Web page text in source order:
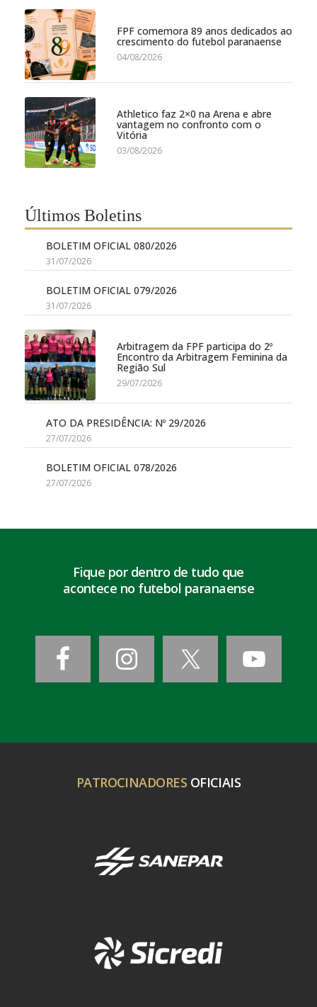
FPF comemora 89 anos dedicados ao
crescimento do futebol paranaense
04/08/2026
Athletico faz 2×0 na Arena e abre
vantagem no confronto com o
Vitória
03/08/2026
Últimos Boletins
BOLETIM OFICIAL 080/2026
31/07/2026
BOLETIM OFICIAL 079/2026
31/07/2026
Arbitragem da FPF participa do 2º
Encontro da Arbitragem Feminina da
Região Sul
29/07/2026
ATO DA PRESIDÊNCIA: Nº 29/2026
27/07/2026
BOLETIM OFICIAL 078/2026
27/07/2026
Fique por dentro de tudo que
acontece no futebol paranaense
PATROCINADORES OFICIAIS